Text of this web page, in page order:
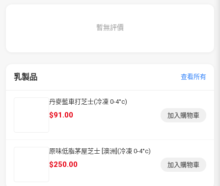
暫無評價
乳製品 查看所有
丹麥藍車打芝士(冷凍 0-4°c)
$91.00 加入購物車
原味低脂茅屋芝士 [澳洲](冷凍 0-4°c)
$250.00 加入購物車